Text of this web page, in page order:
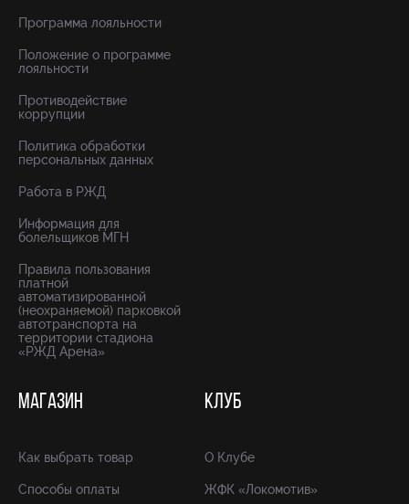
Программа лояльности
Положение о программе
лояльности
Противодействие
коррупции
Политика обработки
персональных данных
Работа в РЖД
Информация для
болельщиков МГН
Правила пользования
платной
автоматизированной
(неохраняемой) парковкой
автотранспорта на
территории стадиона
«РЖД Арена»
МАГАЗИН
Как выбрать товар
Способы оплаты
КЛУБ
О Клубе
ЖФК «Локомотив»